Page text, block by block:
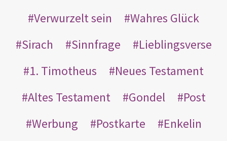
Verwurzelt sein
Wahres Glück
Sirach
Sinnfrage
Lieblingsverse
1. Timotheus
Neues Testament
Altes Testament
Gondel
Post
Werbung
Postkarte
Enkelin